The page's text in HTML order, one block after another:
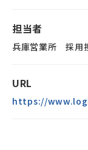
担当者
兵庫営業所 採用
URL
https://